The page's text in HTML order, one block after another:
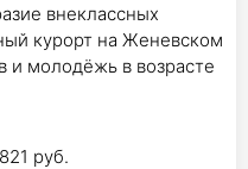
внеклассных
курорт на Женевском
и молодёжь в возрасте
руб.